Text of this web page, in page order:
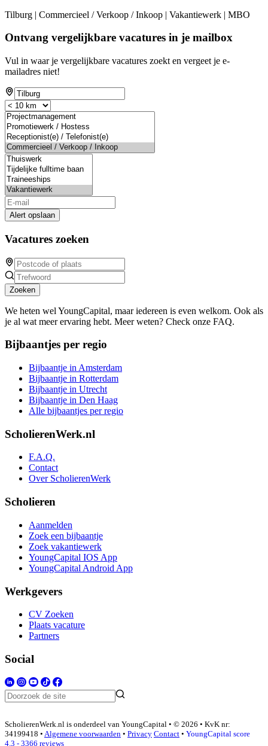
Tilburg | Commercieel / Verkoop / Inkoop | Vakantiewerk | MBO
Ontvang vergelijkbare vacatures in je mailbox
Vul in waar je vergelijkbare vacatures zoekt en vergeet je e-
mailadres niet!
Alert opslaan
Vacatures zoeken
Zoeken
We heten wel YoungCapital, maar iedereen is even welkom. Ook als
je al wat meer ervaring hebt. Meer weten? Check onze FAQ.
Bijbaantjes per regio
Bijbaantje in Amsterdam
Bijbaantje in Rotterdam
Bijbaantje in Utrecht
Bijbaantje in Den Haag
Alle bijbaantjes per regio
ScholierenWerk.nl
F.A.Q.
Contact
Over ScholierenWerk
Scholieren
Aanmelden
Zoek een bijbaantje
Zoek vakantiewerk
YoungCapital IOS App
YoungCapital Android App
Werkgevers
CV Zoeken
Plaats vacature
Partners
Social
ScholierenWerk.nl is onderdeel van YoungCapital • © 2026 • KvK nr:
34199418 • Algemene voorwaarden • Privacy Contact • YoungCapital score
4.3 - 3366 reviews